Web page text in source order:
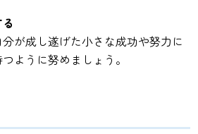
が成し遂げた小さな成功や努力に
ように努めましょう。